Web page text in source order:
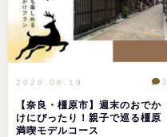
2026.06.19
【奈良・橿原市】週末のおでか
けにぴったり！親子で巡る橿原
満喫モデルコース
2